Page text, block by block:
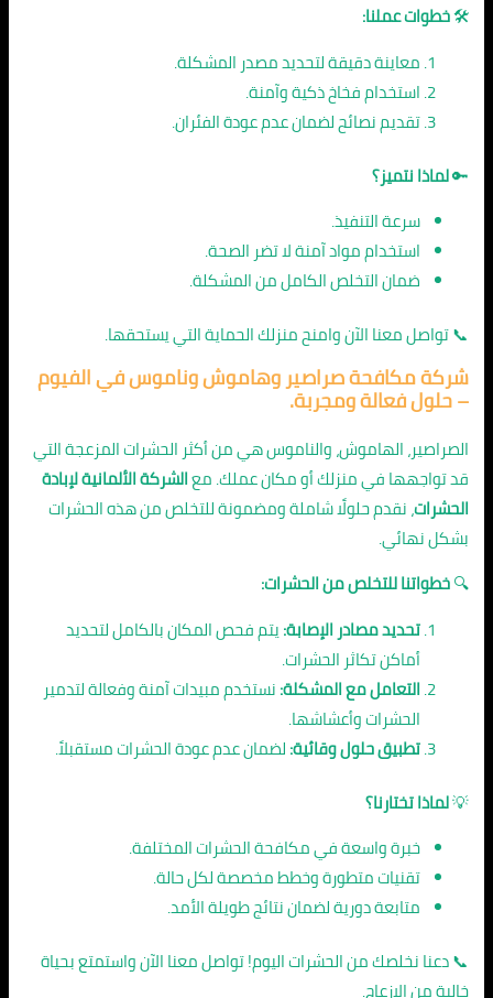
🛠️خطوات عملنا:
معاينة دقيقة لتحديد مصدر المشكلة.
استخدام فخاخ ذكية وآمنة.
تقديم نصائح لضمان عدم عودة الفئران.
🔑لماذا نتميز؟
سرعة التنفيذ.
استخدام مواد آمنة لا تضر الصحة.
ضمان التخلص الكامل من المشكلة.
📞 تواصل معنا الآن وامنح منزلك الحماية التي يستحقها.
شركةمكافحة صراصير وهاموش وناموس في الفيوم
– حلول فعالة ومجربة.
الصراصير، الهاموش، والناموس هي من أكثر الحشرات المزعجة التي
قد تواجهها في منزلك أو مكان عملك. معالشركة الألمانية لإبادة
الحشرات، نقدم حلولًا شاملة ومضمونة للتخلص من هذه الحشرات
بشكل نهائي.
🔍خطواتنا للتخلص من الحشرات:
تحديد مصادر الإصابة:يتم فحص المكان بالكامل لتحديد
أماكن تكاثر الحشرات.
التعامل مع المشكلة:نستخدم مبيدات آمنة وفعالة لتدمير
الحشرات وأعشاشها.
تطبيق حلول وقائية:لضمان عدم عودة الحشرات مستقبلاً.
💡لماذا تختارنا؟
خبرة واسعة في مكافحة الحشرات المختلفة.
تقنيات متطورة وخطط مخصصة لكل حالة.
متابعة دورية لضمان نتائج طويلة الأمد.
📞 دعنا نخلصك من الحشرات اليوم! تواصل معنا الآن واستمتع بحياة
خالية من الإزعاج.